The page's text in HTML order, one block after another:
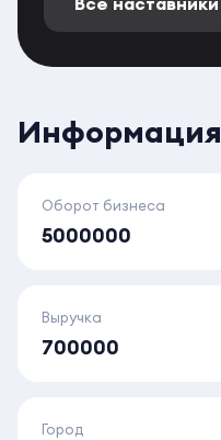
Информация
Оборот бизнеса
5000000
Выручка
700000
Город